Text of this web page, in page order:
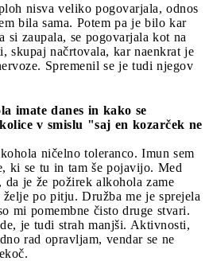
nisva veliko pogovarjala, odnos
bila sama. Potem pa je bilo kar
si zaupala, se pogovarjala kot na
skupaj načrtovala, kar naenkrat je
Spremenil se je tudi njegov
imate danes in kako se
v smislu "saj en kozarček ne
ničelno toleranco. Imun sem
ki se tu in tam še pojavijo. Med
da je že požirek alkohola zame
po pitju. Družba me je sprejela
mi pomembne čisto druge stvari.
je tudi strah manjši. Aktivnosti,
rad opravljam, vendar se ne